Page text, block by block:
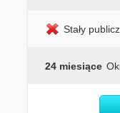
Stały
24 miesiące